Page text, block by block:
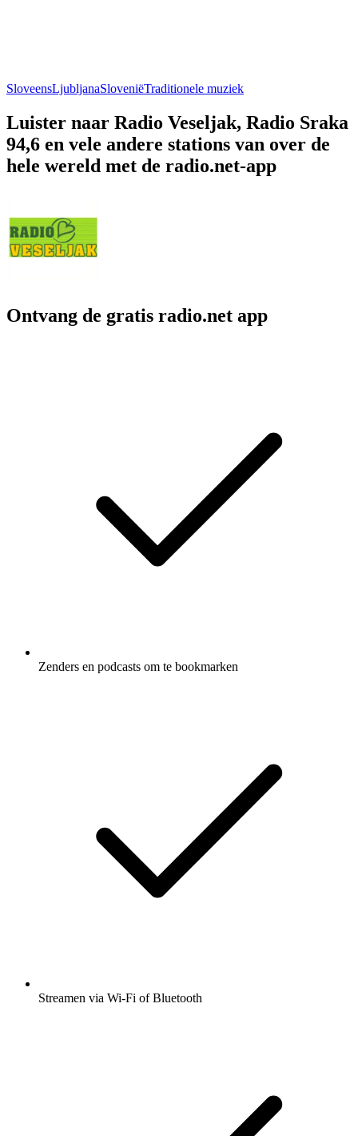
SloveensLjubljanaSloveniëTraditionele muziek
Luister naar Radio Veseljak, Radio Sraka
94,6 en vele andere stations van over de
hele wereld met de radio.net-app
Ontvang de gratis radio.net app
Zenders en podcasts om te bookmarken
Streamen via Wi-Fi of Bluetooth